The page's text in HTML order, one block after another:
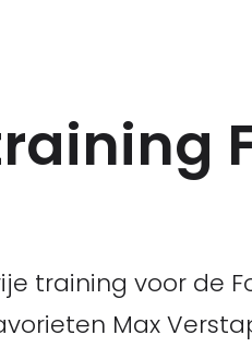
training voor de
Max